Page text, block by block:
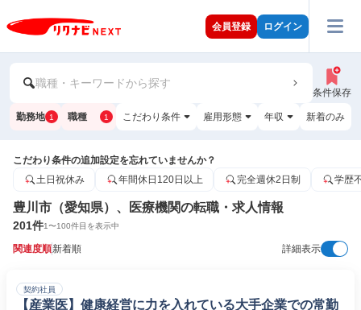
会員登録 ログイン
職種・キーワードから探す
条件保存
勤務地 1 職種 1 こだわり条件 雇用形態 年収 新着のみ
こだわり条件の追加設定を忘れていませんか？
土日祝休み
年間休日120日以上 完全週休2日制 学歴
豊川市（愛知県）、医療機関の転職・求人情報
201件1〜100件目を表示中
関連度順新着順 詳細表示
契約社員
【産業医】健康経営に力を入れている大手企業での常勤